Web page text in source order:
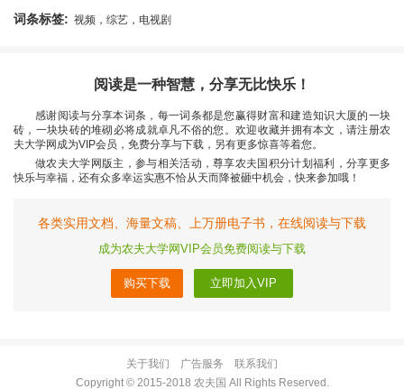
词条标签: 视频，综艺，电视剧
阅读是一种智慧，分享无比快乐！
感谢阅读与分享本词条，每一词条都是您赢得财富和建造知识大厦的一块
砖，一块块砖的堆砌必将成就卓凡不俗的您。欢迎收藏并拥有本文，请注册农
夫大学网成为VIP会员，免费分享与下载，另有更多惊喜等着您。
做农夫大学网版主，参与相关活动，尊享农夫国积分计划福利，分享更多
快乐与幸福，还有众多幸运实惠不恰从天而降被砸中机会，快来参加哦！
各类实用文档、海量文稿、上万册电子书，在线阅读与下载
成为农夫大学网VIP会员免费阅读与下载
购买下载 立即加入VIP
关于我们 广告服务
联系我们
Copyright © 2015-2018 农夫国 All Rights Reserved.